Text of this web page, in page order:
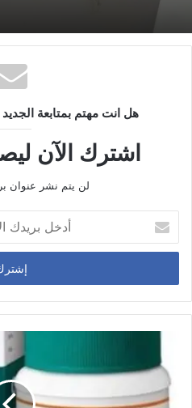
هل انت مهتم بمتابعة
اشترك الآن
لن يتم نشر عنوان
خ
ب
ر